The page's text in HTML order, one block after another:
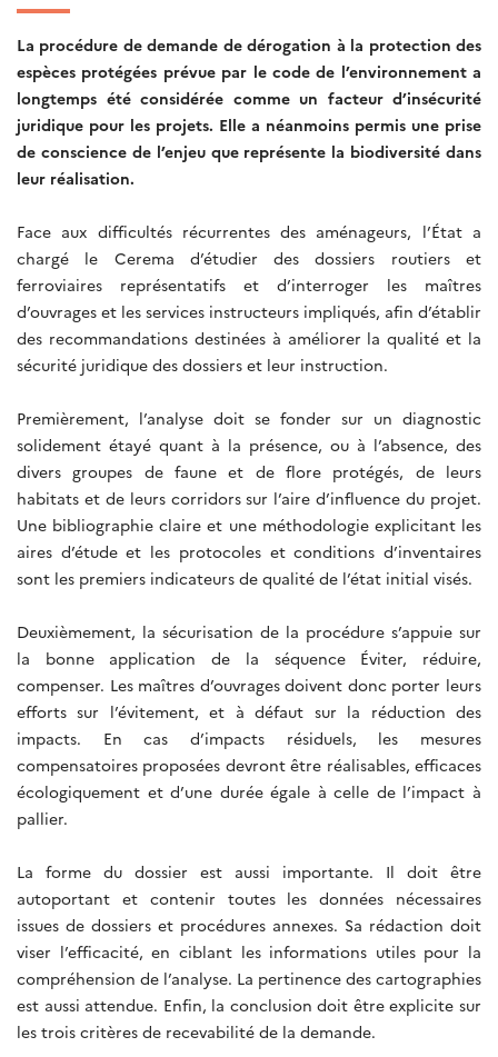
La procédure de demande de dérogation à la protection des
espèces protégées prévue par le code de l’environnement a
longtemps été considérée comme un facteur d’insécurité
juridique pour les projets. Elle a néanmoins permis une prise
de conscience de l’enjeu que représente la biodiversité dans
leur réalisation.
Face aux difficultés récurrentes des aménageurs, l’État a
chargé le Cerema d’étudier des dossiers routiers et
ferroviaires représentatifs et d’interroger les maîtres
d’ouvrages et les services instructeurs impliqués, afin d’établir
des recommandations destinées à améliorer la qualité et la
sécurité juridique des dossiers et leur instruction.
Premièrement, l’analyse doit se fonder sur un diagnostic
solidement étayé quant à la présence, ou à l’absence, des
divers groupes de faune et de flore protégés, de leurs
habitats et de leurs corridors sur l’aire d’influence du projet.
Une bibliographie claire et une méthodologie explicitant les
aires d’étude et les protocoles et conditions d’inventaires
sont les premiers indicateurs de qualité de l’état initial visés.
Deuxièmement, la sécurisation de la procédure s’appuie sur
la bonne application de la séquence Éviter, réduire,
compenser. Les maîtres d’ouvrages doivent donc porter leurs
efforts sur l’évitement, et à défaut sur la réduction des
impacts. En cas d’impacts résiduels, les mesures
compensatoires proposées devront être réalisables, efficaces
écologiquement et d’une durée égale à celle de l’impact à
pallier.
La forme du dossier est aussi importante. Il doit être
autoportant et contenir toutes les données nécessaires
issues de dossiers et procédures annexes. Sa rédaction doit
viser l’efficacité, en ciblant les informations utiles pour la
compréhension de l’analyse. La pertinence des cartographies
est aussi attendue. Enfin, la conclusion doit être explicite sur
les trois critères de recevabilité de la demande.